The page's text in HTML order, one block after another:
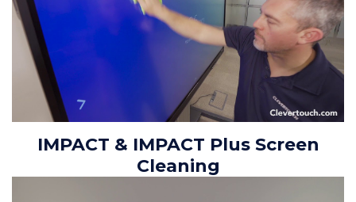
IMPACT & IMPACT Plus Screen
Cleaning